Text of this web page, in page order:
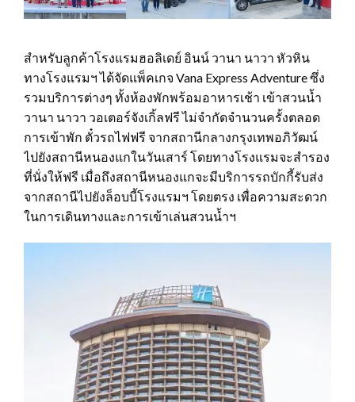
สำหรับลูกค้าโรงแรมฮอลิเดย์ อินน์ วานา นาวา หัวหิน
ทางโรงแรมฯ ได้จัดแพ็คเกจ Vana Express Adventure ซึ่ง
รวมบริการต่างๆ ทั้งห้องพักพร้อมอาหารเช้า เข้าสวนน้ำ
วานา นาวา วอเตอร์จังเกิ้ลฟรี ไม่จำกัดจำนวนครั้งตลอด
การเข้าพัก ตั๋วรถไฟฟรี จากสถานีกลางกรุงเทพอภิวัฒน์
ไปยังสถานีหนองแกในวันเสาร์ โดยทางโรงแรมจะสำรอง
ที่นั่งให้ฟรี เมื่อถึงสถานีหนองแกจะมีบริการรถบักกี้รับส่ง
จากสถานีไปยังล็อบบี้โรงแรมฯ โดยตรง เพื่อความสะดวก
ในการเดินทางและการเข้าเล่นสวนน้ำฯ